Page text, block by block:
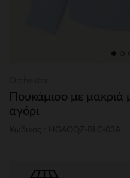
Πουκάμισο με μακριά
αγόρι